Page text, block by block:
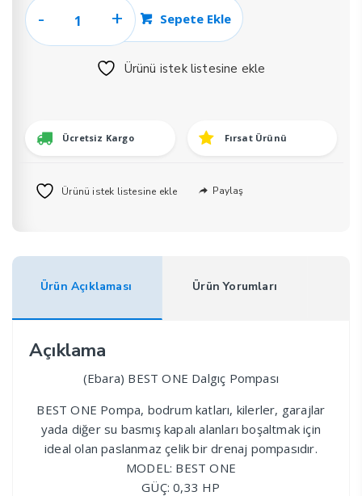
(Ebara)
Sepete Ekle
Ürünü istek listesine ekle
Ücretsiz Kargo Fırsat Ürünü
Ürünü istek listesine ekle Paylaş
Ürün Açıklaması Ürün Yorumları
Açıklama
(Ebara) BEST ONE Dalgıç Pompası
BEST ONE Pompa, bodrum katları, kilerler, garajlar
yada diğer su basmış kapalı alanları boşaltmak için
ideal olan paslanmaz çelik bir drenaj pompasıdır.
MODEL: BEST ONE
GÜÇ: 0,33 HP